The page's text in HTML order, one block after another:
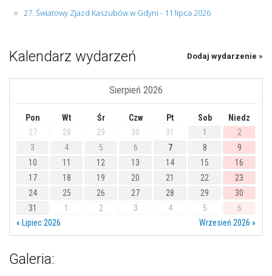
27. Światowy Zjazd Kaszubów w Gdyni - 11 lipca 2026
Kalendarz wydarzeń Dodaj wydarzenie »
Sierpień 2026
Pon Wt Śr Czw Pt Sob
Niedz
27
28 29 30 31 1
2
3
4 5 6 7 8
9
10
11 12 13 14 15
16
17
18 19 20 21 22
23
24
25 26 27 28 29
30
31
1 2 3 4 5
6
« Lipiec 2026
Wrzesień 2026 »
Galeria: